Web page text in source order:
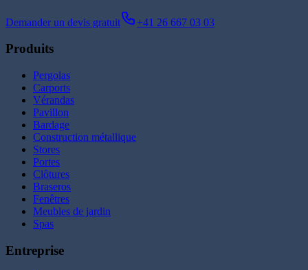
Demander un devis gratuit +41 26 667 03 03
Produits
Pergolas
Carports
Vérandas
Pavillon
Bardage
Construction métallique
Stores
Portes
Clôtures
Braseros
Fenêtres
Meubles de jardin
Spas
Entreprise